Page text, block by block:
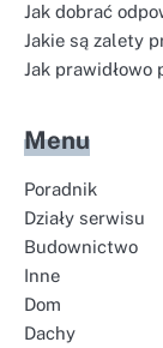
Jak dobrać
Jakie są zalety
Jak prawidłowo
Menu
Poradnik
Działy serwisu
Budownictwo
Inne
Dom
Dachy